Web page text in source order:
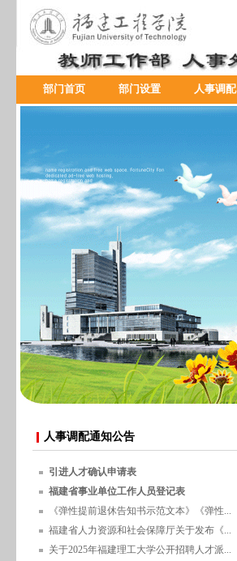
部门首页 部门设置 人事调配
人事调配通知公告
引进人才确认申请表
福建省事业单位工作人员登记表
《弹性提前退休告知书示范文本》《弹性...
福建省人力资源和社会保障厅关于发布《...
关于2025年福建理工大学公开招聘人才派...